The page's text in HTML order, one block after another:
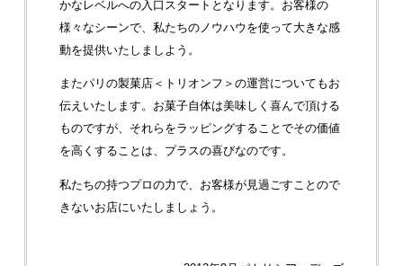
かなレベルへの入口スタートとなります。お客様の
様々なシーンで、私たちのノウハウを使って大きな感
動を提供いたしましよう。
またパリの製菓店＜トリオンフ＞の運営についてもお
伝えいたします。 お菓子自体は美味しく喜んで頂ける
ものですが、それらをラッピングすることでその価値
を高くすることは、プラスの喜びなのです。
私たちの持つプロの力で、お客様が見過ごすことので
きないお店にいたしましょう。